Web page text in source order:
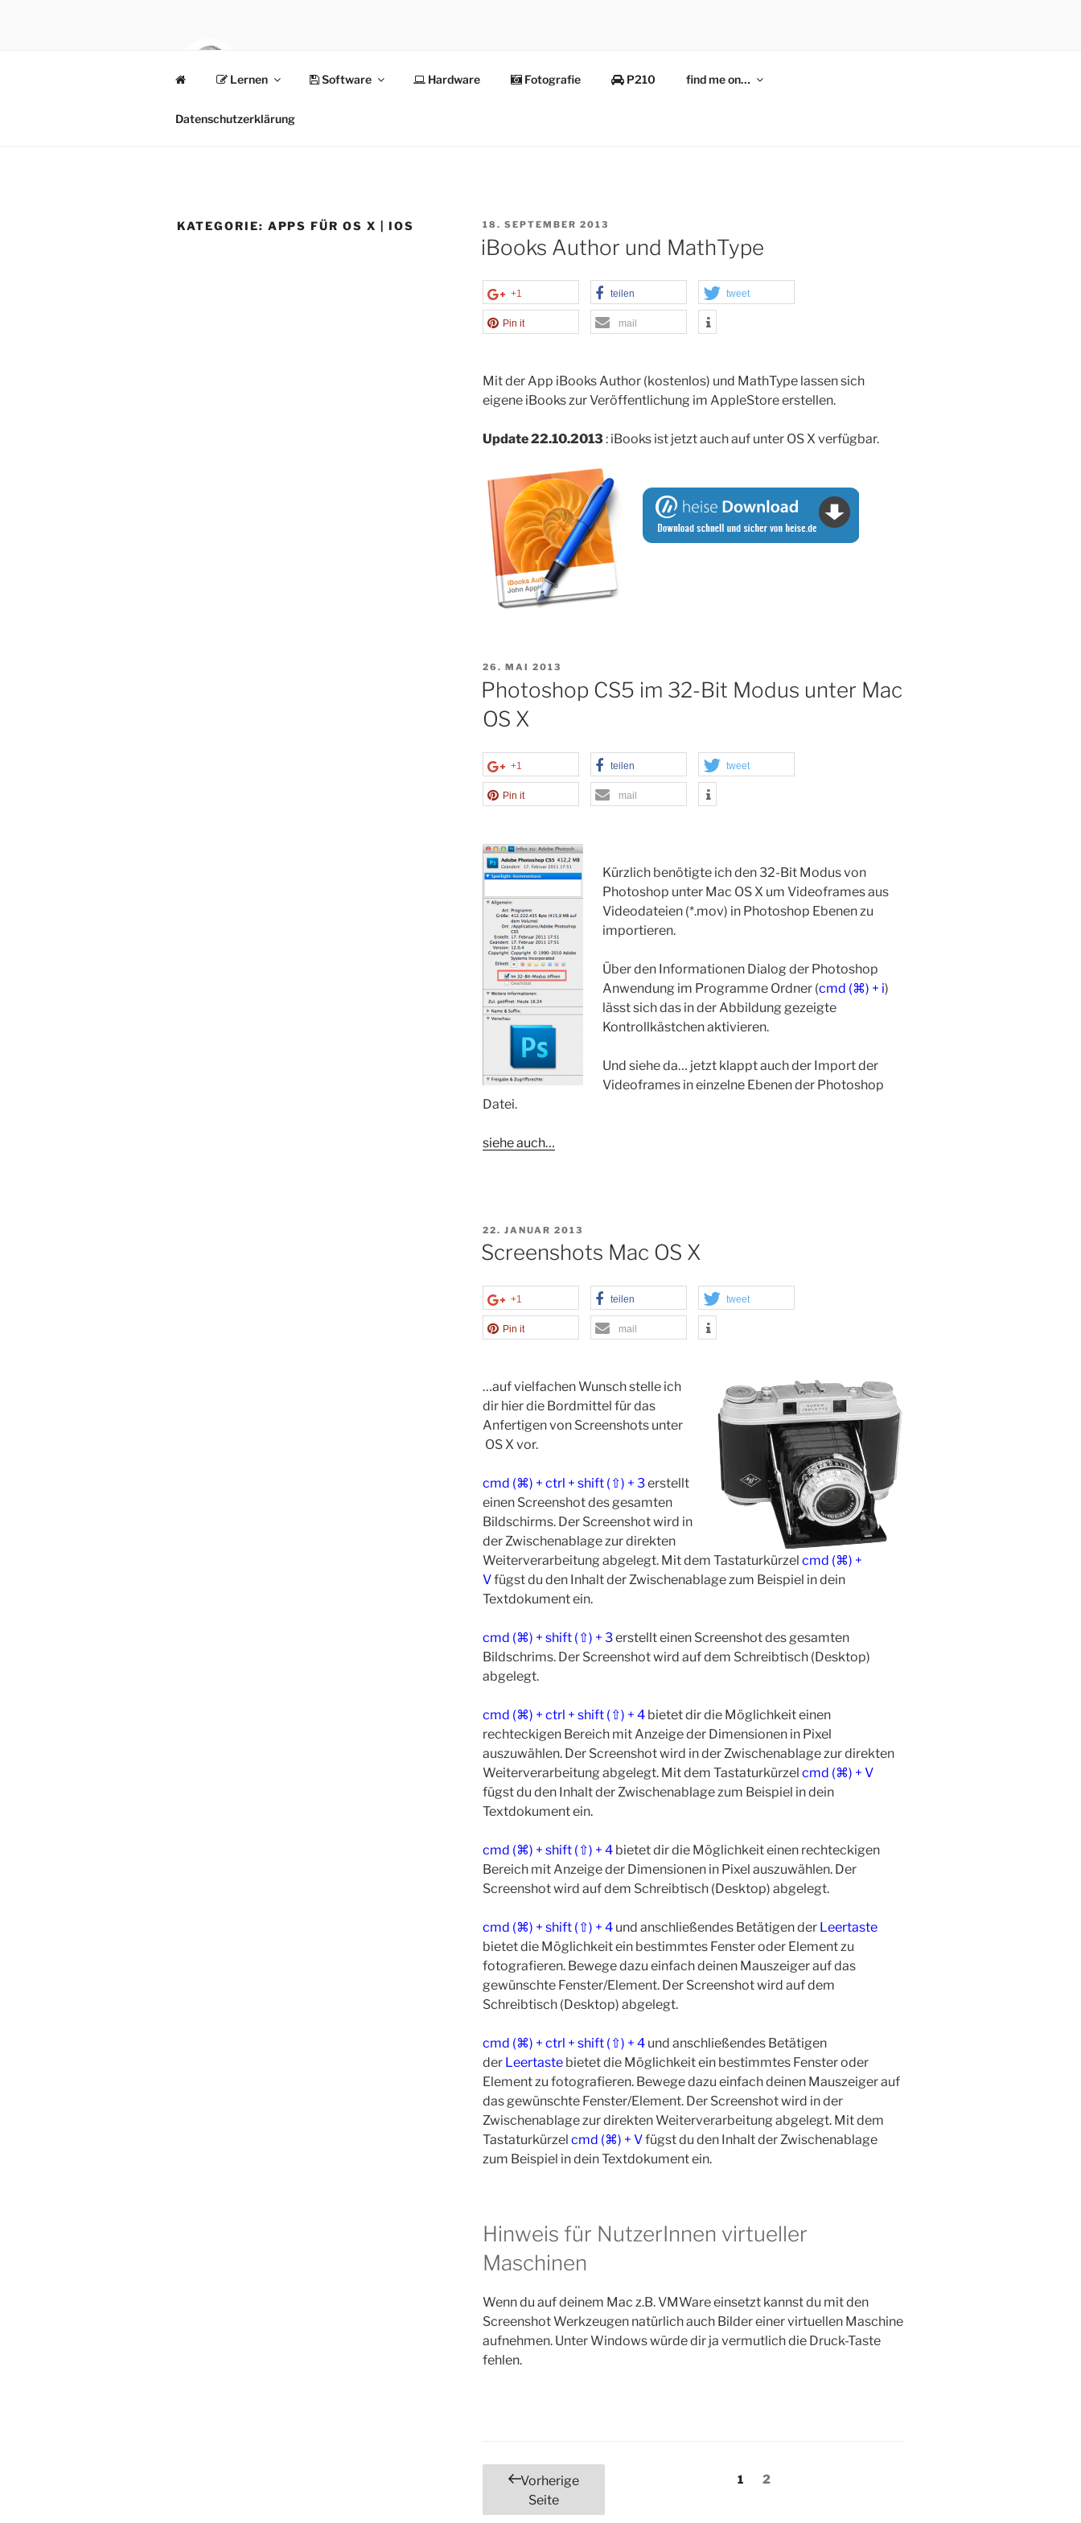
NORBAT.DE
rock your blog
Lernen Software Hardware Fotografie P210 find me on…
Datenschutzerklärung
KATEGORIE: APPS FÜR OS X | IOS
VERÖFFENTLICHT
AM
18. SEPTEMBER 2013
iBooks Author und MathType
+1 teilen tweet
Pin it mail
Mit der App iBooks Author (kostenlos) und MathType lassen sich
eigene iBooks zur Veröffentlichung im AppleStore erstellen.
Update 22.10.2013: iBooks ist jetzt auch auf unter OS X verfügbar.
VERÖFFENTLICHT
AM
26. MAI 2013
Photoshop CS5 im 32-Bit Modus unter Mac
OS X
+1 teilen tweet
Pin it mail
Kürzlich benötigte ich den 32-Bit Modus von
Photoshop unter Mac OS X um Videoframes aus
Videodateien (*.mov) in Photoshop Ebenen zu
importieren.
Über den Informationen Dialog der Photoshop
Anwendung im Programme Ordner (cmd (⌘) + i)
lässt sich das in der Abbildung gezeigte
Kontrollkästchen aktivieren.
Und siehe da… jetzt klappt auch der Import der
Videoframes in einzelne Ebenen der Photoshop
Datei.
siehe auch…
VERÖFFENTLICHT
AM
22. JANUAR 2013
Screenshots Mac OS X
+1 teilen tweet
Pin it mail
…auf vielfachen Wunsch stelle ich
dir hier die Bordmittel für das
Anfertigen von Screenshots unter
OS X vor.
cmd (⌘) + ctrl + shift (⇧) + 3erstellt
einen Screenshot des gesamten
Bildschirms. Der Screenshot wird in
der Zwischenablage zur direkten
Weiterverarbeitung abgelegt. Mit dem Tastaturkürzel cmd (⌘) +
Vfügst du den Inhalt der Zwischenablage zum Beispiel in dein
Textdokument ein.
cmd (⌘) + shift (⇧) + 3erstellt einen Screenshot des gesamten
Bildschrims. Der Screenshot wird auf dem Schreibtisch (Desktop)
abgelegt.
cmd (⌘) + ctrl + shift (⇧) + 4bietet dir die Möglichkeit einen
rechteckigen Bereich mit Anzeige der Dimensionen in Pixel
auszuwählen. Der Screenshot wird in der Zwischenablage zur direkten
Weiterverarbeitung abgelegt. Mit dem Tastaturkürzel cmd (⌘) + V
fügst du den Inhalt der Zwischenablage zum Beispiel in dein
Textdokument ein.
cmd (⌘) + shift (⇧) + 4bietet dir die Möglichkeit einen rechteckigen
Bereich mit Anzeige der Dimensionen in Pixel auszuwählen. Der
Screenshot wird auf dem Schreibtisch (Desktop) abgelegt.
cmd (⌘) + shift (⇧) + 4und anschließendes Betätigen der Leertaste
bietet die Möglichkeit ein bestimmtes Fenster oder Element zu
fotografieren. Bewege dazu einfach deinen Mauszeiger auf das
gewünschte Fenster/Element. Der Screenshot wird auf dem
Schreibtisch (Desktop) abgelegt.
cmd (⌘) + ctrl + shift (⇧) + 4und anschließendes Betätigen
der Leertastebietet die Möglichkeit ein bestimmtes Fenster oder
Element zu fotografieren. Bewege dazu einfach deinen Mauszeiger auf
das gewünschte Fenster/Element. Der Screenshot wird in der
Zwischenablage zur direkten Weiterverarbeitung abgelegt. Mit dem
Tastaturkürzel cmd (⌘) + Vfügst du den Inhalt der Zwischenablage
zum Beispiel in dein Textdokument ein.
Hinweis für NutzerInnen virtueller
Maschinen
Wenn du auf deinem Mac z.B. VMWare einsetzt kannst du mit den
Screenshot Werkzeugen natürlich auch Bilder einer virtuellen Maschine
aufnehmen. Unter Windows würde dir ja vermutlich die Druck-Taste
fehlen.
Seitennummerierung
Vorherige
Seite
Seite
1 Seite
2